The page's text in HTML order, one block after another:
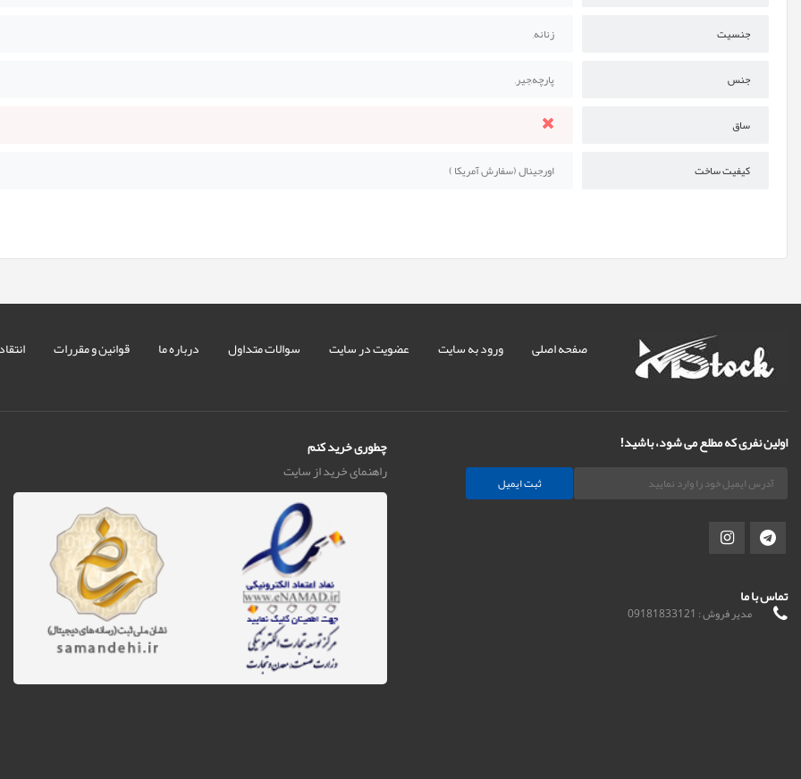
جنسیت زنانه,
جنس پارچه,جیر,
ساق
کیفیت ساخت اورجینال (سفارش آمریکا )
صفحه اصلی ورود به سایت عضویت در سایت سوالات متداول درباره ما قوانین و مقررات
اولین نفری که مطلع می شود، باشید!
ثبت ایمیل
تماس با ما
مدیر فروش : 09181833121
چطوری خرید کنم
راهنمای خرید از سایت